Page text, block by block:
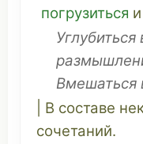
погрузиться
Углубиться
Вмешаться
| В составе
сочетаний.